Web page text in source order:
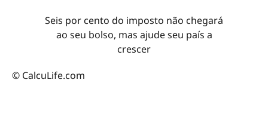
Seis por cento do imposto não chegará
ao seu bolso, mas ajude seu país a
crescer
© CalcuLife.com